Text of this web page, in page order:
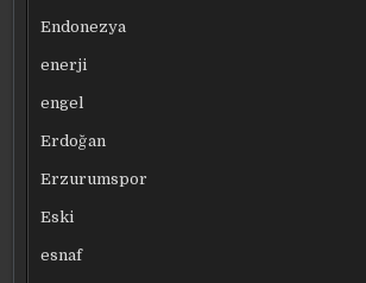
Endonezya
enerji
engel
Erdoğan
Erzurumspor
Eski
esnaf